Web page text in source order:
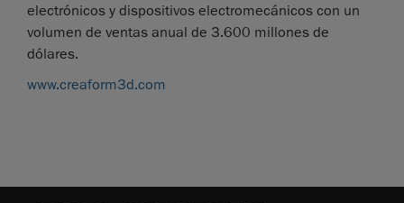
electrónicos y dispositivos electromecánicos con un
volumen de ventas anual de 3.600 millones de
dólares.
www.creaform3d.com